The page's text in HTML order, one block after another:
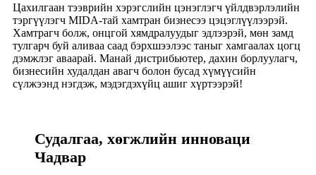
Цахилгаан тээврийн хэрэгслийн цэнэглэгч үйлдвэрлэлийн
тэргүүлэгч MIDA-тай хамтран бизнесээ цэцэглүүлээрэй.
Хамтрагч болж, онцгой хямдралуудыг эдлээрэй, мөн замд
тулгарч буй аливаа саад бэрхшээлээс таныг хамгаалах цогц
дэмжлэг аваарай. Манай дистрибьютер, дахин борлуулагч,
бизнесийн худалдан авагч болон бусад хүмүүсийн
сүлжээнд нэгдэж, мэдэгдэхүйц ашиг хүртээрэй!
Судалгаа, хөгжлийн инноваци
Чадвар